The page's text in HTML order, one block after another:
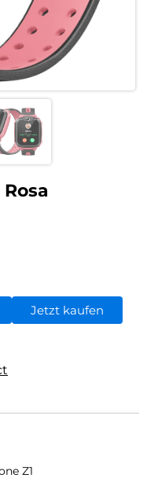
Jetzt kaufen
Z1